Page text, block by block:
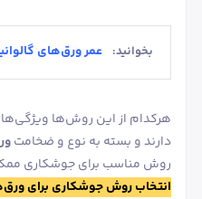
بخوانید: عمر ورق‌های
هرکدام از این روش‌ها
دارند و بسته به نوع و ضخامت
روش مناسب برای جوشکاری
انتخاب روش جوشکاری برای